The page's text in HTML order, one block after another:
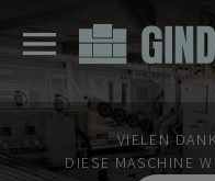
VIELEN
DIESE MASCHINE